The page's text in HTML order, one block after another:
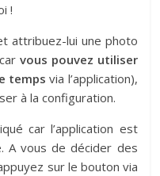
!
attribuez-lui une photo
vous pouvez utiliser
temps via l’application),
à la configuration.
car l’application est
A vous de décider des
sur le bouton via